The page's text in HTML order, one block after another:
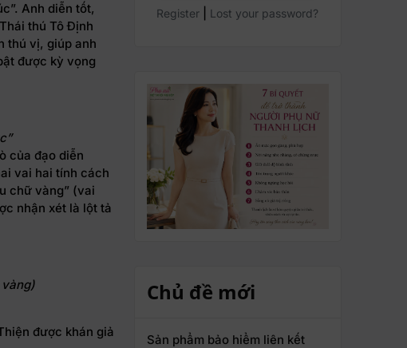
Anh diễn tốt,
thú Tô Định
thú vị, giúp anh
được kỳ vọng
của đạo diễn
vai hai tính cách
chữ vàng” (vai
nhận xét là lột tả
được khán giả
Register Lost your password?
Chủ đề mới
Sản phẩm bảo hiểm liên kết